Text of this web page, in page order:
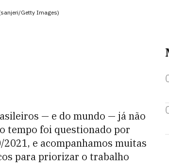
Getty Images)
— e do mundo — já não
tempo foi questionado por
e acompanhamos muitas
para priorizar o trabalho